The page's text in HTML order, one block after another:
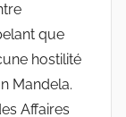
que
hostilité
Mandela.
Affaires